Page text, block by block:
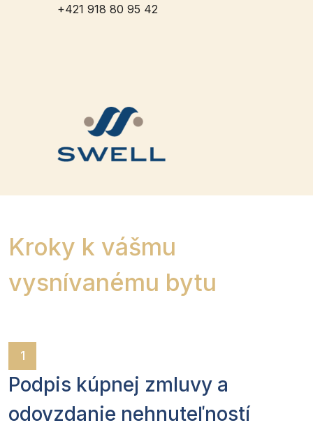
+421 918 80 95 42
Kroky k vášmu
vysnívanému bytu
1
Podpis kúpnej zmluvy a
odovzdanie nehnuteľností